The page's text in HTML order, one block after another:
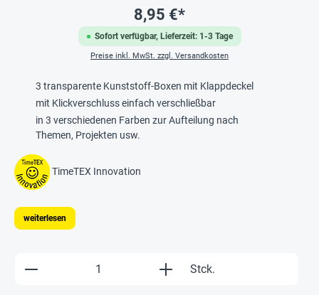
Sofort verfügbar, Lieferzeit: 1-3 Tage
8,95 €*
Preise inkl. MwSt. zzgl. Versandkosten
3 transparente Kunststoff-Boxen mit Klappdeckel
mit Klickverschluss einfach verschließbar
in 3 verschiedenen Farben zur Aufteilung nach
Themen, Projekten usw.
TimeTEX Innovation
weiterlesen
Produkt Anzahl: Gib den gewünschten
Stck.